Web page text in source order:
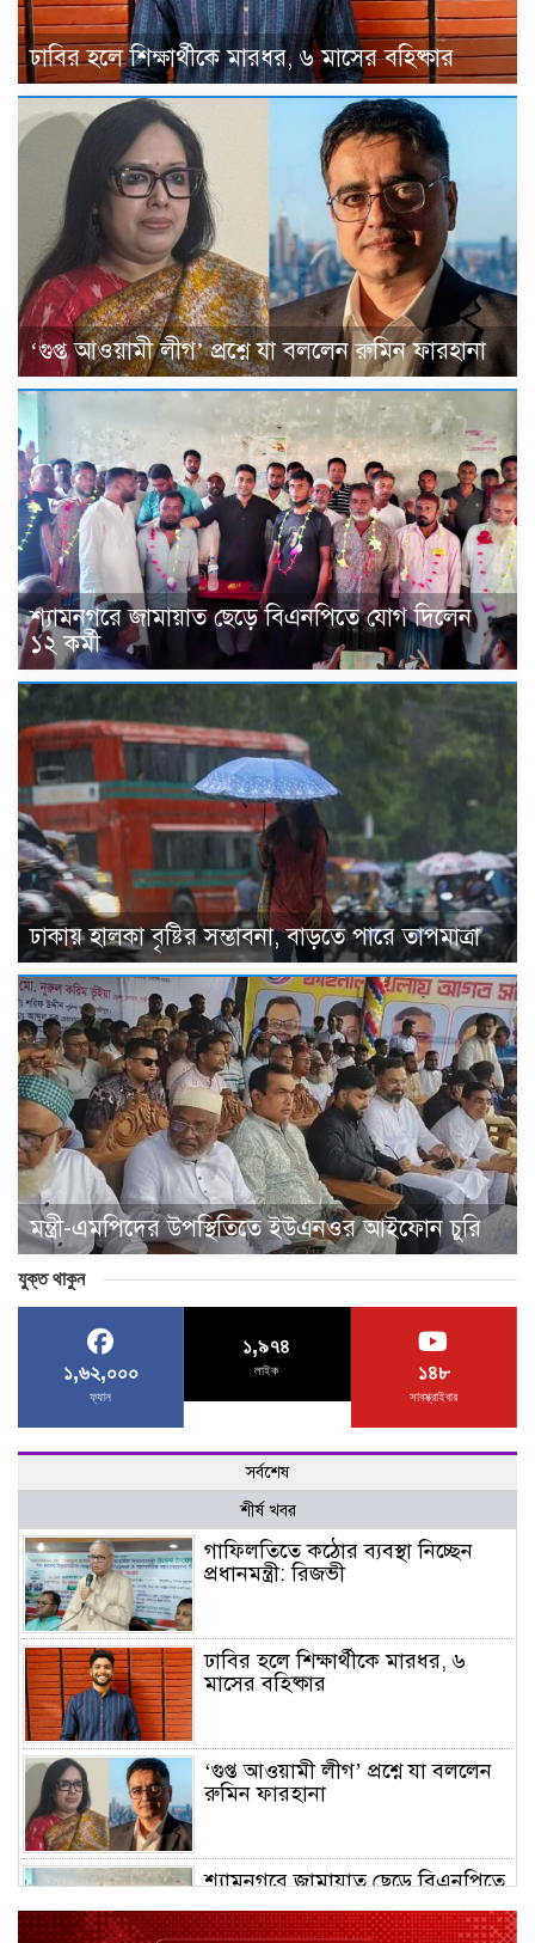
ঢাবির হলে শিক্ষার্থীকে মারধর, ৬ মাসের বহিষ্কার
‘গুপ্ত আওয়ামী লীগ’ প্রশ্নে যা বললেন রুমিন ফারহানা
শ্যামনগরে জামায়াত ছেড়ে বিএনপিতে যোগ দিলেন
১২ কর্মী
ঢাকায় হালকা বৃষ্টির সম্ভাবনা, বাড়তে পারে তাপমাত্রা
মন্ত্রী-এমপিদের উপস্থিতিতে ইউএনওর আইফোন চুরি
যুক্ত থাকুন
১,৬২,০০০
ফ্যান
১,৯৭৪
লাইক ১৪৮
সাবস্ক্রাইবার
সর্বশেষ
শীর্ষ খবর
গাফিলতিতে কঠোর ব্যবস্থা নিচ্ছেন
প্রধানমন্ত্রী: রিজভী
ঢাবির হলে শিক্ষার্থীকে মারধর, ৬
মাসের বহিষ্কার
‘গুপ্ত আওয়ামী লীগ’ প্রশ্নে যা বললেন
রুমিন ফারহানা
শ্যামনগরে জামায়াত ছেড়ে বিএনপিতে